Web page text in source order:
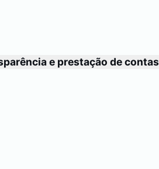
e prestação de contas